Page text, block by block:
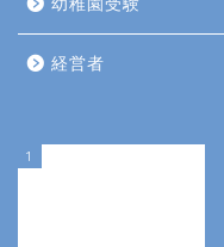
幼稚園受験
経営者
1